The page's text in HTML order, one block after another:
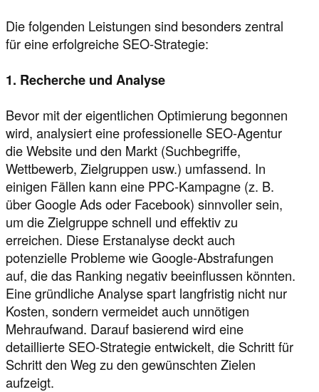
Die folgenden Leistungen sind besonders zentral
für eine erfolgreiche SEO-Strategie:
1. Recherche und Analyse
Bevor mit der eigentlichen Optimierung begonnen
wird, analysiert eine professionelle SEO-Agentur
die Website und den Markt (Suchbegriffe,
Wettbewerb, Zielgruppen usw.) umfassend. In
einigen Fällen kann eine PPC-Kampagne (z. B.
über Google Ads oder Facebook) sinnvoller sein,
um die Zielgruppe schnell und effektiv zu
erreichen. Diese Erstanalyse deckt auch
potenzielle Probleme wie Google-Abstrafungen
auf, die das Ranking negativ beeinflussen könnten.
Eine gründliche Analyse spart langfristig nicht nur
Kosten, sondern vermeidet auch unnötigen
Mehraufwand. Darauf basierend wird eine
detaillierte SEO-Strategie entwickelt, die Schritt für
Schritt den Weg zu den gewünschten Zielen
aufzeigt.